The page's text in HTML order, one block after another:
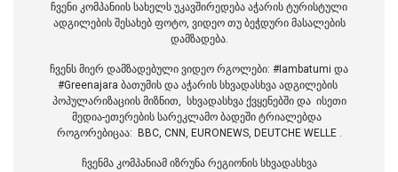
ჩვენი კომპანიის სახელს უკავშირედება აჭარის ტურისტული
ადგილების შესახებ ფოტო, ვიდეო თუ ბეჭდური მასალების
დამზადება.
ჩვენს მიერ დამზადებული ვიდეო რგოლები: #Iambatumi და
#Greenajara ბათუმის და აჭარის სხვადასხვა ადგილების
პოპულარიზაციის მიზნით, სხვადასხვა ქვყენებში და ისეთი
მედია-ეთერების სარეკლამო ბადეში ტრიალებდა
როგორებიცაა: BBC, CNN, EURONEWS, DEUTCHE WELLE .
ჩვენმა კომპანიამ იზრუნა რეგიონის სხვადასხვა